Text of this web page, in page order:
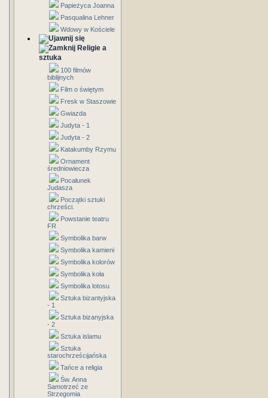
Papieżyca Joanna
Pasqualina Lehner
Wdowy w Kościele
Religie a
sztuka
100 filmów
biblijnych
Film o świętym
Fresk w Staszowie
Gwiazda
Judyta - 1
Judyta - 2
Katakumby Rzymu
Ornament
średniowiecza
Pocałunek
Judasza
Początki sztuki
chrześci.
Powstanie teatru
FR
Symbolika barw
Symbolika kamieni
Symbolika kolorów
Symbolika koła
Symbolika lotosu
Sztuka bizantyjska
- 1
Sztuka bizanyjska
- 2
Sztuka islamu
Sztuka
starochrześcijańska
Tańce a religia
Św. Anna
Samotrzeć ze
Strzegomia